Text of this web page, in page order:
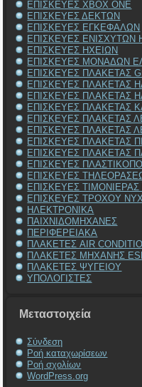
ΕΠΙΣΚΕΥΕΣ XBOX ONE
ΕΠΙΣΚΕΥΕΣ ΔΕΚΤΩΝ
ΕΠΙΣΚΕΥΕΣ ΕΓΚΕΦΑΛΩΝ
ΕΠΙΣΚΕΥΕΣ ΕΝΙΣΧΥΤΩΝ
ΕΠΙΣΚΕΥΕΣ ΗΧΕΙΩΝ
ΕΠΙΣΚΕΥΕΣ ΜΟΝΑΔΩΝ
ΕΠΙΣΚΕΥΕΣ ΠΛΑΚΕΤΑΣ
ΕΠΙΣΚΕΥΕΣ ΠΛΑΚΕΤΑΣ
ΕΠΙΣΚΕΥΕΣ ΠΛΑΚΕΤΑΣ
ΕΠΙΣΚΕΥΕΣ ΠΛΑΚΕΤΑΣ
ΕΠΙΣΚΕΥΕΣ ΠΛΑΚΕΤΑΣ
ΕΠΙΣΚΕΥΕΣ ΠΛΑΚΕΤΑΣ
ΕΠΙΣΚΕΥΕΣ ΠΛΑΚΕΤΑΣ
ΕΠΙΣΚΕΥΕΣ ΠΛΑΚΕΤΑΣ
ΕΠΙΣΚΕΥΕΣ
ΕΠΙΣΚΕΥΕΣ
ΕΠΙΣΚΕΥΕΣ ΤΙΜΟΝΙΕΡΑΣ
ΕΠΙΣΚΕΥΕΣ ΤΡΟΧΟΥ
ΗΛΕΚΤΡΟΝΙΚΑ
ΠΑΙΧΝΙΔΟΜΗΧΑΝΕΣ
ΠΕΡΙΦΕΡΕΙΑΚΑ
ΠΛΑΚΕΤΕΣ AIR
ΠΛΑΚΕΤΕΣ ΜΗΧΑΝΗΣ
ΠΛΑΚΕΤΕΣ ΨΥΓΕΙΟΥ
ΥΠΟΛΟΓΙΣΤΕΣ
Μεταστοιχεία
Σύνδεση
Ροή καταχωρίσεων
Ροή σχολίων
WordPress.org